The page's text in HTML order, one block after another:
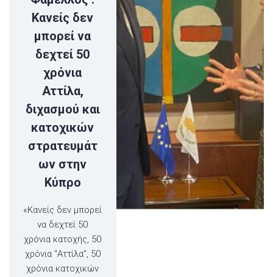
Κανείς δεν
μπορεί να
δεχτεί 50
χρόνια
Αττίλα,
διχασμού και
κατοχικών
στρατευμάτ
ων στην
Κύπρο
«Κανείς δεν μπορεί
να δεχτεί 50
χρόνια κατοχής, 50
χρόνια “Αττίλα”, 50
χρόνια κατοχικών